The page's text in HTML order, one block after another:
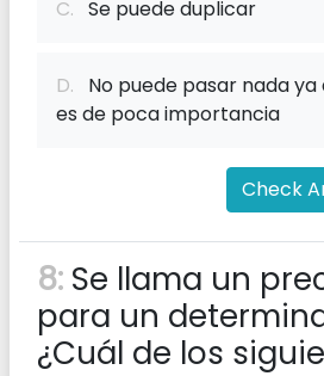
C. Se puede duplicar
D. No puede pasar nada
es de poca importancia
Check
8: Se llama un
para un
¿Cuál de los